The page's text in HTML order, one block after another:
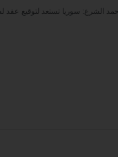
سوريا تستعد لتوقيع عقد لشراء 8 طائرات